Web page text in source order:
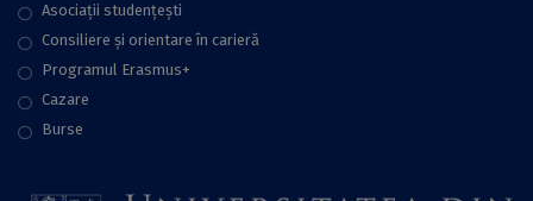
Asociații studențești
Consiliere şi orientare în carieră
Programul Erasmus+
Cazare
Burse